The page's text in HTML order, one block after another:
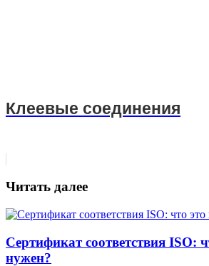
Клеевые соединения
Читать далее
Сертификат соответствия ISO:
нужен?